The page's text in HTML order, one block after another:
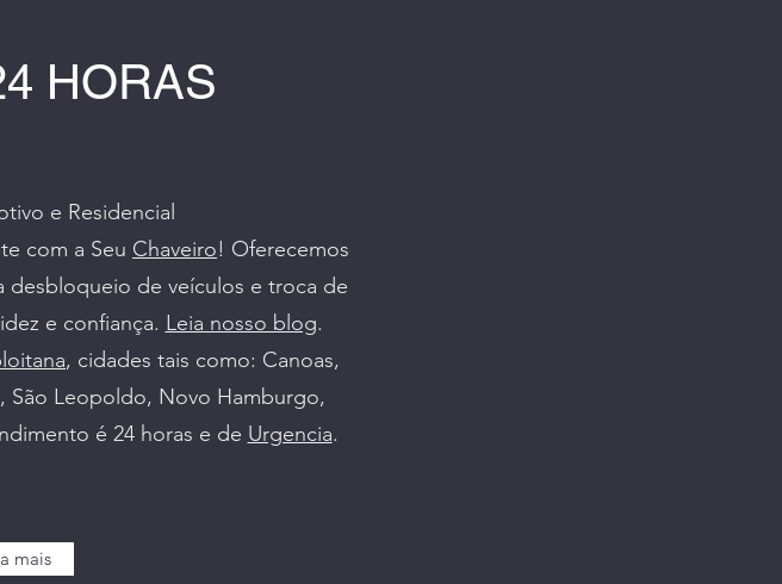
HORAS
e Residencial
com a Seu Chaveiro! Oferecemos
desbloqueio de veículos e troca de
e confiança. Leia nosso blog.
, cidades tais como: Canoas,
São Leopoldo, Novo Hamburgo,
é 24 horas e de Urgencia.
mais